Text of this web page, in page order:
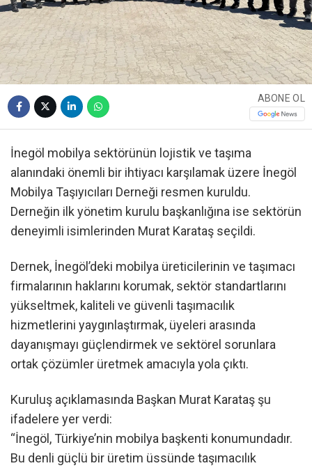
ABONE OL
İnegöl mobilya sektörünün lojistik ve taşıma
alanındaki önemli bir ihtiyacı karşılamak üzere İnegöl
Mobilya Taşıyıcıları Derneği resmen kuruldu.
Derneğin ilk yönetim kurulu başkanlığına ise sektörün
deneyimli isimlerinden Murat Karataş seçildi.
Dernek, İnegöl’deki mobilya üreticilerinin ve taşımacı
firmalarının haklarını korumak, sektör standartlarını
yükseltmek, kaliteli ve güvenli taşımacılık
hizmetlerini yaygınlaştırmak, üyeleri arasında
dayanışmayı güçlendirmek ve sektörel sorunlara
ortak çözümler üretmek amacıyla yola çıktı.
Kuruluş açıklamasında Başkan Murat Karataş şu
ifadelere yer verdi:
“İnegöl, Türkiye’nin mobilya başkenti konumundadır.
Bu denli güçlü bir üretim üssünde taşımacılık